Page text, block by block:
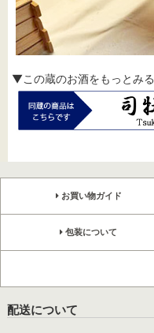
▼この蔵のお酒をもっとみる
お買い物ガイド
包装について
配送について